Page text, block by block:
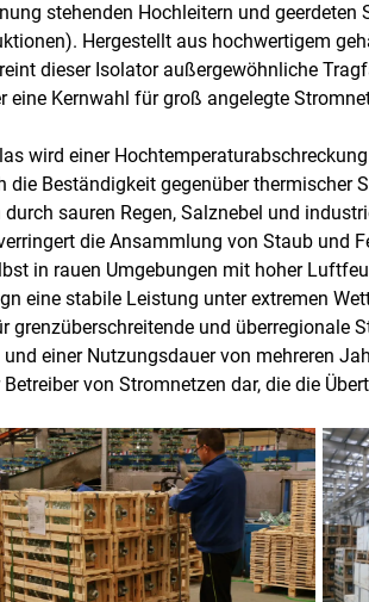
stehenden Hochleitern und geerdeten
Hergestellt aus hochwertigem
dieser Isolator außergewöhnliche
eine Kernwahl für groß angelegte
wird einer
Beständigkeit gegenüber thermischer
sauren Regen, Salznebel und
die Ansammlung von Staub und
in rauen Umgebungen mit hoher
eine stabile Leistung unter extremen
grenzüberschreitende und überregionale
einer Nutzungsdauer von mehreren
von Stromnetzen dar, die die